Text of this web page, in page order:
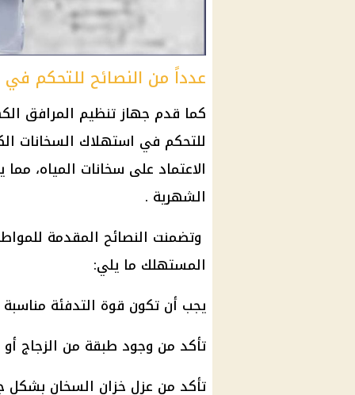
عدداً من النصائح للتحكم في
كما قدم جهاز تنظيم المرافق
للتحكم في استهلاك السخانات
الاعتماد على سخانات المياه،
الشهرية .
وتضمنت النصائح المقدمة
المستهلك ما يلي:
يجب أن تكون قوة التدفئة
تأكد من وجود طبقة من الزجاج أو
تأكد من عزل خزان السخان بشكل